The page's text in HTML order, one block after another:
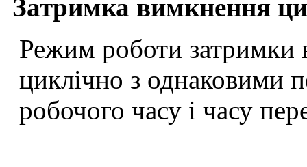
Затримка вимкнення
Режим роботи затримки
циклічно з однаковими
робочого часу і часу